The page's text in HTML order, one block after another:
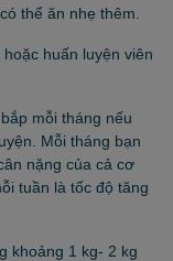
thể ăn nhẹ thêm.
huấn luyện viên
mỗi tháng nếu
Mỗi tháng bạn
nặng của cả cơ
tuần là tốc độ tăng
khoảng 1 kg- 2 kg